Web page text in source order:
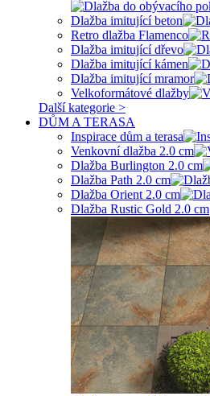
Dlažba imitující beton
Retro dlažba Flamenco
Dlažba imitující dřevo
Dlažba imitující kámen
Dlažba imitující mramor
Velkoformátové dlažby
Další kategorie >
DŮM A TERASA
Inspirace dům a terasa
Venkovní dlažba 2.0 cm
Dlažba Burlington 2.0 cm
Dlažba Path 2.0 cm
Dlažba Orient 2.0 cm
Dlažba Rustic Gold 2.0 cm